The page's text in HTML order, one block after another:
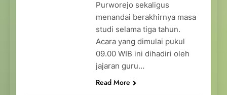
Purworejo sekaligus
menandai berakhirnya masa
studi selama tiga tahun.
Acara yang dimulai pukul
09.00 WIB ini dihadiri oleh
jajaran guru…
Read More